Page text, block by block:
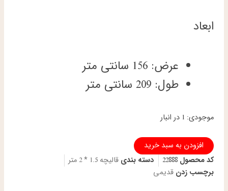
ابعاد
عرض: 156 سانتی متر
طول: 209 سانتی متر
موجودی: 1 در انبار
قالیچه
تبریز
طرح
هریس
ابریشم
افزودن به سبد خرید
کد محصول 22888 دسته بندی قالیچه 1.5 * 2 متر
برچسب زدن قدیمی